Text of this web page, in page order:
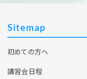
Sitemap
初めての方へ
講習会日程